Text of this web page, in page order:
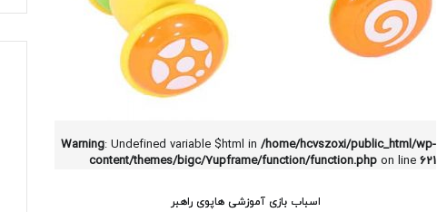
Warning: Undefined variable $html in /home/hcvszoxi/public_html/wp-
content/themes/bigc/7upframe/function/function.php on line 621
اسباب بازی آموزشی هاپوی راهبر